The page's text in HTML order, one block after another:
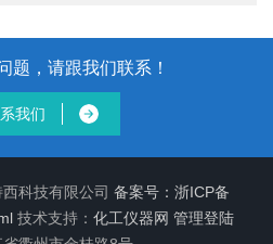
题，请跟我们联系！
我们
科技有限公司 备案号：浙ICP备
技术支持： 化工仪器网 管理登陆